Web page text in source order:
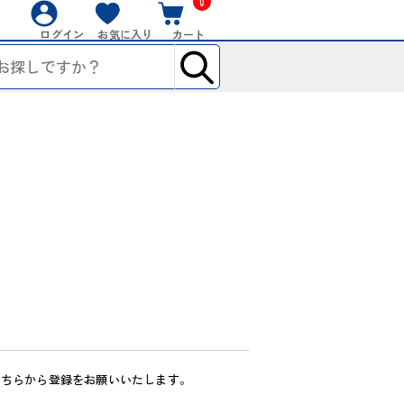
ログイン お気に入り カート
らから登録をお願いいたします。